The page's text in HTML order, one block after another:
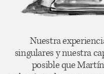
Nuestra
singulares y nuestra
posible que